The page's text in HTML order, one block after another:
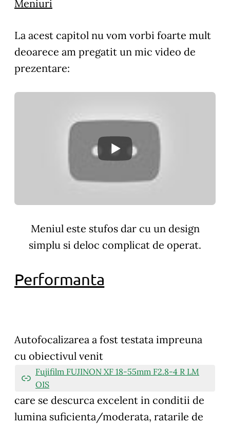
Meniuri
La acest capitol nu vom vorbi foarte mult
deoarece am pregatit un mic video de
prezentare:
Meniul este stufos dar cu un design
simplu si deloc complicat de operat.
Performanta
Autofocalizarea a fost testata impreuna
cu obiectivul venit
Fujifilm FUJINON XF 18-55mm F2.8-4 R LM
OIS
care se descurca excelent in conditii de
lumina suficienta/moderata, ratarile de